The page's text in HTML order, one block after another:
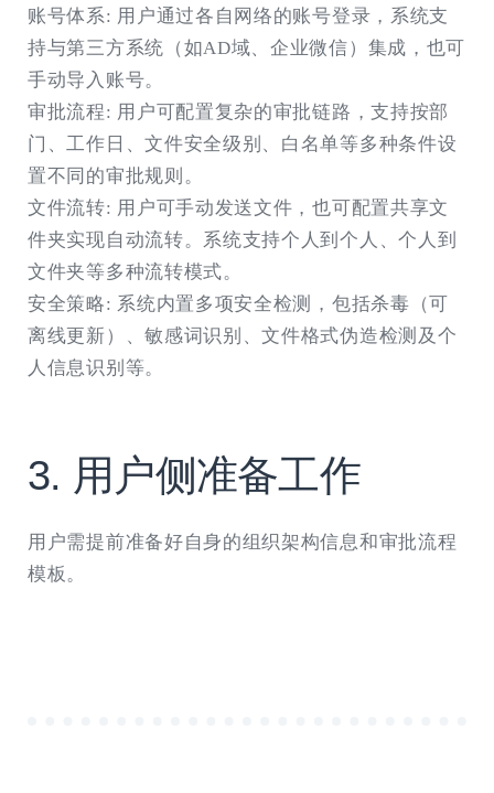
​​账号体系​​: 用户通过各自网络的账号登录，系统支
持与第三方系统（如AD域、企业微信）集成，也可
手动导入账号。
​​审批流程​​: 用户可配置复杂的审批链路，支持按部
门、工作日、文件安全级别、白名单等多种条件设
置不同的审批规则。
​​文件流转​​: 用户可手动发送文件，也可配置共享文
件夹实现自动流转。系统支持个人到个人、个人到
文件夹等多种流转模式。
​​安全策略​​: 系统内置多项安全检测，包括杀毒（可
离线更新）、敏感词识别、文件格式伪造检测及个
人信息识别等。
​​3. 用户侧准备工作​​
用户需提前准备好自身的组织架构信息和审批流程
模板。